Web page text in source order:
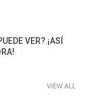
VER? ¡ASÍ
VIEW ALL